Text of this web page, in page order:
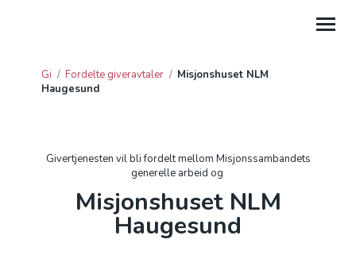
GI
PROSJEKTGAVER
FORDELTE GIVERAVTALER
GAVE FRA BEDRIFT
Gi / Fordelte giveravtaler / Misjonshuset NLM
Haugesund
Givertjenesten vil bli fordelt mellom Misjonssambandets
generelle arbeid og
Misjonshuset NLM
Haugesund